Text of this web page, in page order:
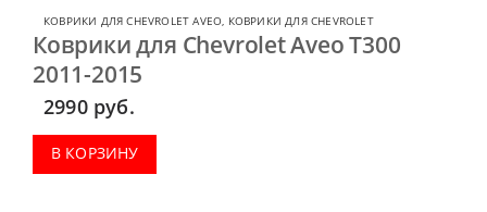
КОВРИКИ ДЛЯ CHEVROLET AVEO, КОВРИКИ ДЛЯ CHEVROLET
Коврики для Chevrolet Aveo T300
2011-2015
2990 руб.
В КОРЗИНУ